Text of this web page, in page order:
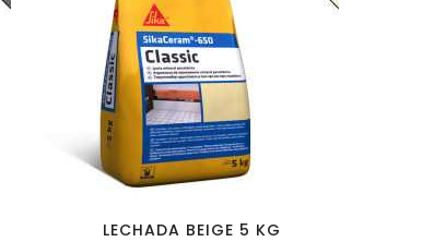
favorite_border visibility
LECHADA BEIGE 5 KG